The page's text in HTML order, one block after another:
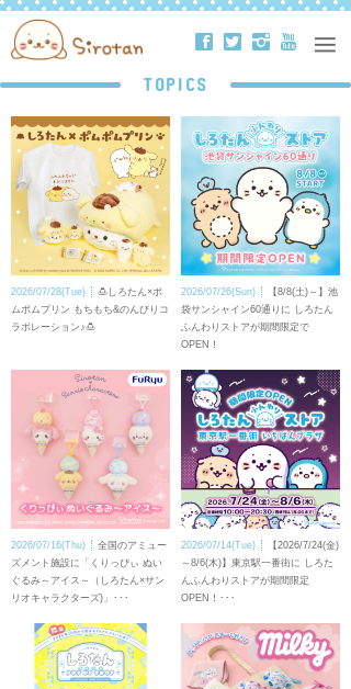
ä å ë ð
TOPICS
2026/07/28(Tue)
🍮しろたん×ポ
ムポムプリン もちもち&のんびりコ
ラボレーション♪🍮
2026/07/26(Sun)
【8/8(土)～】池
袋サンシャイン60通りに しろたん
ふんわりストアが期間限定で
OPEN！
2026/07/16(Thu)
全国のアミュー
ズメント施設に「くりっぴぃ ぬい
ぐるみ～アイス～（しろたん×サン
リオキャラクターズ)」･･･
2026/07/14(Tue)
【2026/7/24(金)
～8/6(木)】東京駅一番街に しろた
んふんわりストアが期間限定
OPEN！･･･